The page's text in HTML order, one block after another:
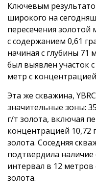
Ключевым
широкого на
пересечения
с содержанием 0,61
начиная с глубины 71
был выявлен участок
метр с
Эта же скважина,
значительные зоны:
г/т золота, включая
концентрацией 10,72
золота. Соседняя
подтвердила
интервал в 12 метров
золота.